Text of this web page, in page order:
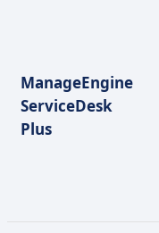
ManageEngine
ServiceDesk
Plus